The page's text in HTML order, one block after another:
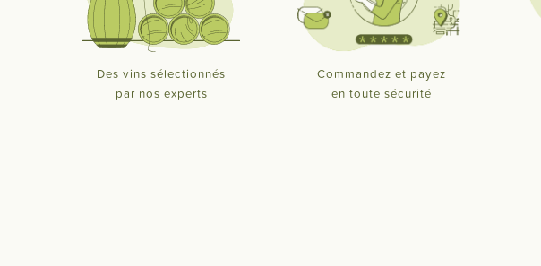
Des vins sélectionnés
par nos experts
Commandez et payez
en toute sécurité